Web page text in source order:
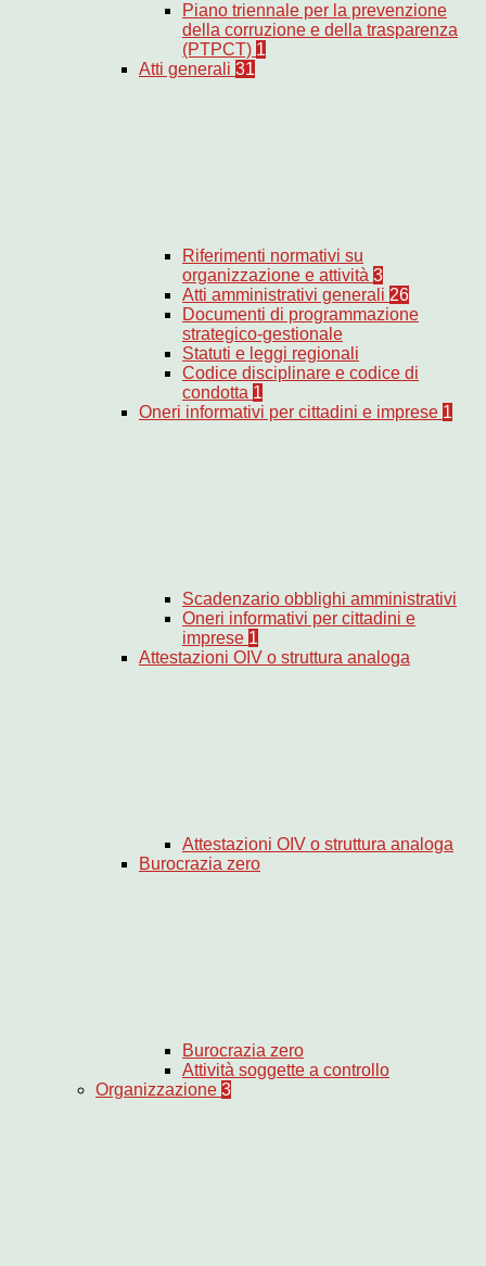
Piano triennale per la prevenzione
della corruzione e della trasparenza
(PTPCT) 1
Atti generali 31
Riferimenti normativi su
organizzazione e attività 3
Atti amministrativi generali 26
Documenti di programmazione
strategico-gestionale
Statuti e leggi regionali
Codice disciplinare e codice di
condotta 1
Oneri informativi per cittadini e imprese 1
Scadenzario obblighi amministrativi
Oneri informativi per cittadini e
imprese 1
Attestazioni OIV o struttura analoga
Attestazioni OIV o struttura analoga
Burocrazia zero
Burocrazia zero
Attività soggette a controllo
Organizzazione 3